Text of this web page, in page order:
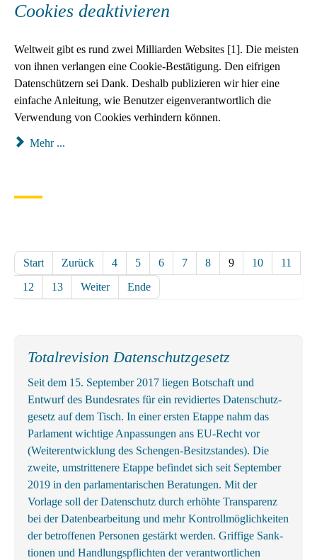
Cookies deaktivieren
Weltweit gibt es rund zwei Milliarden Websites [1]. Die meisten
von ihnen verlangen eine Cookie-Bestätigung. Den eifrigen
Datenschützern sei Dank. Deshalb publizieren wir hier eine
einfache Anleitung, wie Benutzer eigenverantwortlich die
Verwendung von Cookies verhindern können.
Mehr ...
Start Zurück 4 5 6 7 8 9 10
11
12
13 Weiter Ende
Totalrevision Datenschutzgesetz
Seit dem 15. September 2017 liegen Botschaft und
Entwurf des Bundes­rates für ein revidiertes Daten­schutz­
gesetz auf dem Tisch. In einer ersten Etappe nahm das
Parlament wichtige An­passungen ans EU-Recht vor
(Weiter­entwicklung des Schengen-Besitz­standes). Die
zweite, um­strittenere Etappe befindet sich seit September
2019 in den parlamentarischen Beratungen. Mit der
Vorlage soll der Datenschutz durch erhöhte Transparenz
bei der Datenbearbeitung und mehr Kontrollmöglichkeiten
der betroffenen Personen gestärkt werden. Griffige Sank­
tionen und Handlungs­pflichten der ver­ant­wortl­ichen